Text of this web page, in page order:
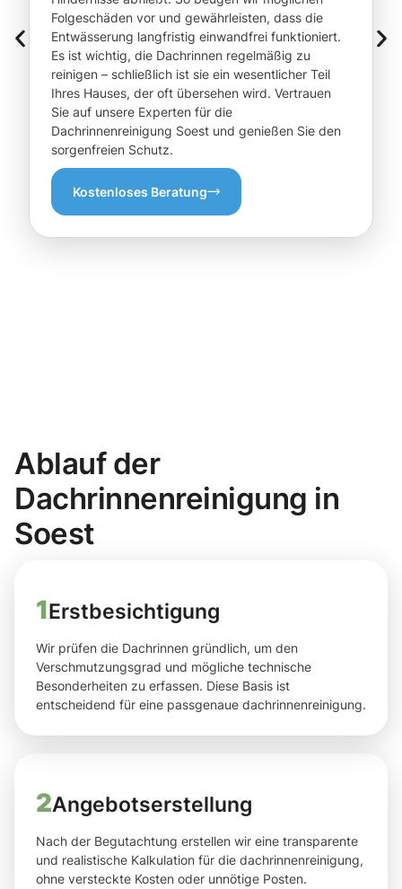
Folgeschäden vor und gewährleisten, dass die
Entwässerung langfristig einwandfrei funktioniert.
Es ist wichtig, die Dachrinnen regelmäßig zu
reinigen – schließlich ist sie ein wesentlicher Teil
Ihres Hauses, der oft übersehen wird. Vertrauen
Sie auf unsere Experten für die
Dachrinnenreinigung Soest und genießen Sie den
sorgenfreien Schutz.
Kostenloses Beratung
Ablauf der
Dachrinnenreinigung in
Soest
1Erstbesichtigung
Wir prüfen die Dachrinnen gründlich, um den
Verschmutzungsgrad und mögliche technische
Besonderheiten zu erfassen. Diese Basis ist
entscheidend für eine passgenaue dachrinnenreinigung.
2Angebotserstellung
Nach der Begutachtung erstellen wir eine transparente
und realistische Kalkulation für die dachrinnenreinigung,
ohne versteckte Kosten oder unnötige Posten.